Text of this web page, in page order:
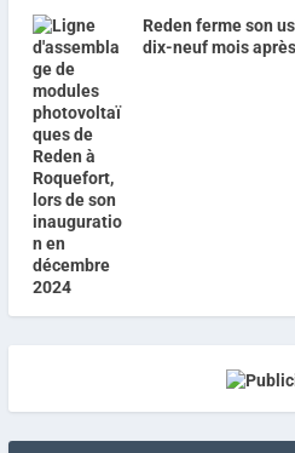
Reden ferme son
dix-neuf mois